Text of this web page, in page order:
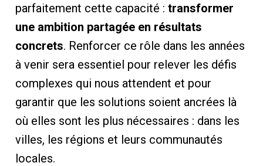
parfaitement cette capacité : transformer
une ambition partagée en résultats
concrets. Renforcer ce rôle dans les années
à venir sera essentiel pour relever les défis
complexes qui nous attendent et pour
garantir que les solutions soient ancrées là
où elles sont les plus nécessaires : dans les
villes, les régions et leurs communautés
locales.